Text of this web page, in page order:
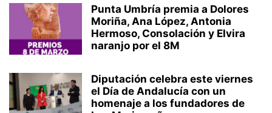
Punta Umbría premia a Dolores
Moriña, Ana López, Antonia
Hermoso, Consolación y Elvira
naranjo por el 8M
Diputación celebra este viernes
el Día de Andalucía con un
homenaje a los fundadores de